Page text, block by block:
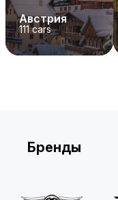
Австрия
111cars
Бренды